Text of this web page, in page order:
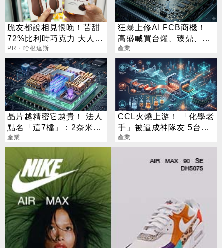
脆友都說相見恨晚！苦甜
72%比利時巧克力 大人味
爆紅！
PR・哈根達斯
狂暴上修AI PCB商機！
高盛喊買台燿、臻鼎、台
產業
晶片越精密它越貴！ 法人
點名「這7檔」：2奈米背
後隱形金礦
產業
CCL火燒上游！ 「化學老
手」被逼成神隊友 5台廠
默默發財
產業